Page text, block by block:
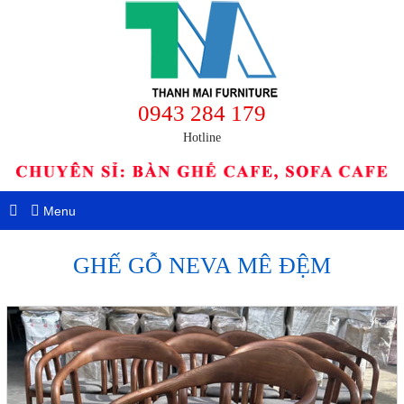
0943 284 179
Hotline
Menu
GHẾ GỖ NEVA MÊ ĐỆM